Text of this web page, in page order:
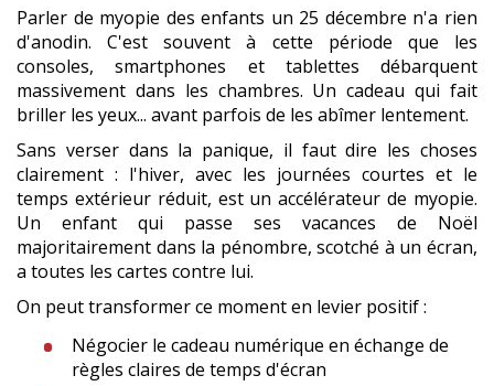
Parler de myopie des enfants un 25 décembre n'a rien
d'anodin. C'est souvent à cette période que les
consoles, smartphones et tablettes débarquent
massivement dans les chambres. Un cadeau qui fait
briller les yeux... avant parfois de les abîmer lentement.
Sans verser dans la panique, il faut dire les choses
clairement : l'hiver, avec les journées courtes et le
temps extérieur réduit, est un accélérateur de myopie.
Un enfant qui passe ses vacances de Noël
majoritairement dans la pénombre, scotché à un écran,
a toutes les cartes contre lui.
On peut transformer ce moment en levier positif :
Négocier le cadeau numérique en échange de
règles claires de temps d'écran